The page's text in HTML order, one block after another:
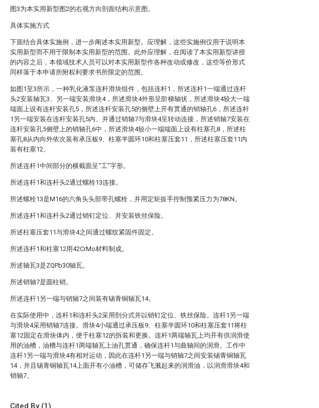
图3为本实用新型图2的右视方向剖面结构示意图。
具体实施方式
下面结合具体实施例，进一步阐述本实用新型。应理解，这些实施例仅用于说明本
实用新型而不用于限制本实用新型的范围。此外应理解，在阅读了本实用新型讲授
的内容之后，本领域技术人员可以对本实用新型作各种改动或修改，这些等价形式
同样落于本申请所附权利要求书所限定的范围。
如图1至3所示，一种乳化液泵连杆滑块组件，包括连杆1，所述连杆1一端通过连杆
头2安装轴瓦3、另一端安装滑块4，所述滑块4外形呈阶梯轴状，所述滑块4较大一端
端面上设有连杆安装孔5，所述连杆安装孔5的侧壁上开有贯通的销轴孔6，所述连杆
1另一端安装在连杆安装孔5内、并通过销轴7与滑块4呈转动连接，所述销轴7安装在
连杆安装孔5侧壁上的销轴孔6中，所述滑块4较小一端端面上设有柱塞孔8，所述柱
塞孔8从内向外依次装有承压板9、柱塞半圆环10和柱塞压套11，所述柱塞压套11内
装有柱塞12。
所述连杆1中间部分的横截面呈“工”字形。
所述连杆1和连杆头2通过螺栓13连接。
所述螺栓13是M16的六角头头部带孔螺栓，并用定矩扳手控制预紧压力为78KN。
所述连杆1和连杆头2通过销钉定位、并安装铁丝保险。
所述柱塞压套11与滑块4之间通过螺纹紧固件固定。
所述连杆1和柱塞12用42CrMo材料制成。
所述轴瓦3是ZQPb30轴瓦。
所述销轴7是圆柱销。
所述连杆1另一端与销轴7之间装有锡青铜轴瓦14。
在实际使用中，连杆1和连杆头2采用剖分式并以销钉定位、铁丝保险。连杆1另一端
与滑块4采用销轴7连接。滑块4小端通过承压板9、柱塞半圆环10和柱塞压套11将柱
塞12固定在滑块体内，便于柱塞12的拆装和更换。连杆1两端轴瓦上均开有供润滑使
用的油槽，油槽与连杆1两端轴瓦上油孔贯通，确保连杆1与曲轴间的润滑。工作中
连杆1另一端与滑块4有相对运动，因此在连杆1另一端与销轴7之间安装锡青铜轴瓦
14，并且锡青铜轴瓦14上面开有小油槽，可储存飞溅起来的润滑油，以润滑滑块4和
销轴7。
Cited By (1)